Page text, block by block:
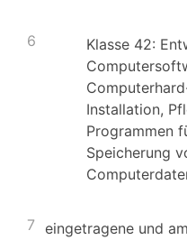
6
Klasse 42:
Installation,
Programmen
Speicherung
7 eingetragene und